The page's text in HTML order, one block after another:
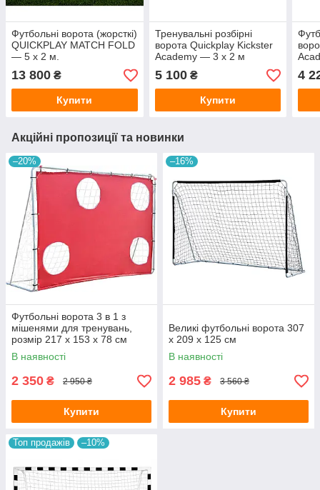
Футбольні ворота (жорсткі)
QUICKPLAY MATCH FOLD
— 5 х 2 м.
13 800 ₴
Купити
Тренувальні розбірні
ворота Quickplay Kickster
Academy — 3 x 2 м
5 100₴
Купити
4
Акційні пропозиції та новинки
–20%
Футбольні ворота 3 в 1 з
мішенями для тренувань,
розмір 217 x 153 x 78 см
В наявності
2 350 ₴ 2 950 ₴
Купити
–16%
Великі футбольні ворота 307
х 209 х 125 см
В наявності
2 985 ₴ 3 560 ₴
Купити
Топ продажів –10%